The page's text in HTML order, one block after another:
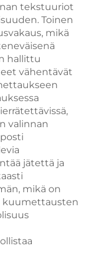
tekstuuriot
Toinen
mikä
hallittu
vähentävät
valinnan
jätettä ja
mikä on
kuumettausten